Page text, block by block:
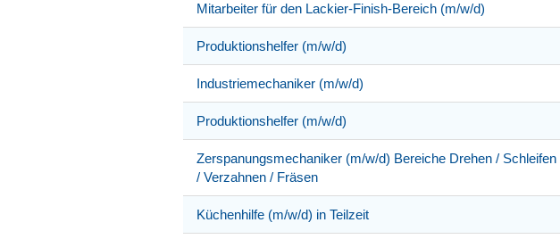
Mitarbeiter für den Lackier-Finish-Bereich (m/w/d)
Produktionshelfer (m/w/d)
Industriemechaniker (m/w/d)
Produktionshelfer (m/w/d)
Zerspanungsmechaniker (m/w/d) Bereiche Drehen / Schleifen
/ Verzahnen / Fräsen
Küchenhilfe (m/w/d) in Teilzeit